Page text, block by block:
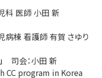
医師 小田 新
棟 看護師 有賀 さゆり
司会：小田 新
CC program in Korea